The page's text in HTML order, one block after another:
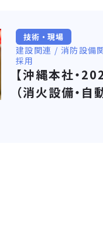
技術・現場
建設関連 / 消防設備
採用
【沖縄本社・
（消火設備・自